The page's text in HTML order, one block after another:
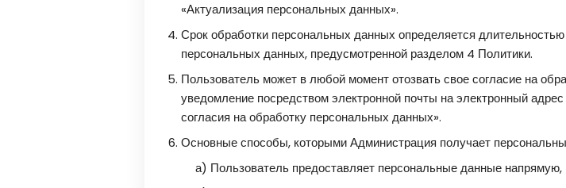
«Актуализация персональных данных».
Срок обработки персональных данных определяется
персональных данных, предусмотренной разделом 4 Политики.
Пользователь может в любой момент отозвать свое согласие на
уведомление посредством электронной почты на электронный
согласия на обработку персональных данных».
Основные способы, которыми Администрация получает
а) Пользователь предоставляет персональные данные напрямую,